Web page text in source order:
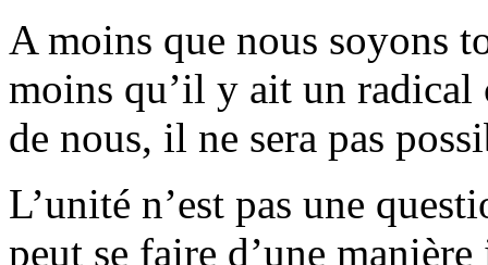
A moins que nous soyons
moins qu’il y ait un radical
de nous, il ne sera pas
L’unité n’est pas une
peut se faire d’une